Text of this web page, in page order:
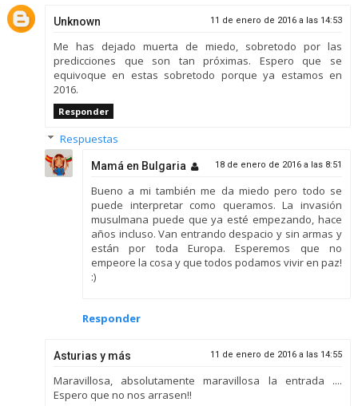
Unknown 11 de enero de 2016 a las 14:53
Me has dejado muerta de miedo, sobretodo por las
predicciones que son tan próximas. Espero que se
equivoque en estas sobretodo porque ya estamos en
2016.
Responder
Respuestas
Mamá en Bulgaria 18 de enero de 2016 a las 8:51
Bueno a mi también me da miedo pero todo se
puede interpretar como queramos. La invasión
musulmana puede que ya esté empezando, hace
años incluso. Van entrando despacio y sin armas y
están por toda Europa. Esperemos que no
empeore la cosa y que todos podamos vivir en paz!
:)
Responder
Asturias y más 11 de enero de 2016 a las 14:55
Maravillosa, absolutamente maravillosa la entrada ....
Espero que no nos arrasen!!